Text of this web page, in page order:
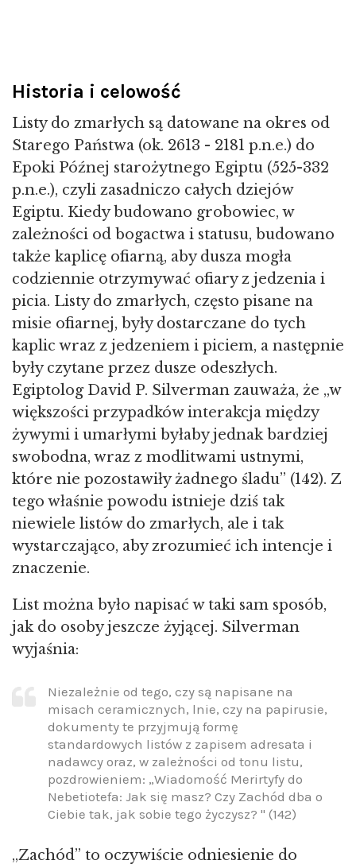
Historia i celowość
Listy do zmarłych są datowane na okres od
Starego Państwa (ok. 2613 - 2181 p.n.e.) do
Epoki Późnej starożytnego Egiptu (525-332
p.n.e.), czyli zasadniczo całych dziejów
Egiptu. Kiedy budowano grobowiec, w
zależności od bogactwa i statusu, budowano
także kaplicę ofiarną, aby dusza mogła
codziennie otrzymywać ofiary z jedzenia i
picia. Listy do zmarłych, często pisane na
misie ofiarnej, były dostarczane do tych
kaplic wraz z jedzeniem i piciem, a następnie
były czytane przez dusze odeszłych.
Egiptolog David P. Silverman zauważa, że „w
większości przypadków interakcja między
żywymi i umarłymi byłaby jednak bardziej
swobodna, wraz z modlitwami ustnymi,
które nie pozostawiły żadnego śladu” (142). Z
tego właśnie powodu istnieje dziś tak
niewiele listów do zmarłych, ale i tak
wystarczająco, aby zrozumieć ich intencje i
znaczenie.
List można było napisać w taki sam sposób,
jak do osoby jeszcze żyjącej. Silverman
wyjaśnia:
Niezależnie od tego, czy są napisane na
misach ceramicznych, lnie, czy na papirusie,
dokumenty te przyjmują formę
standardowych listów z zapisem adresata i
nadawcy oraz, w zależności od tonu listu,
pozdrowieniem: „Wiadomość Merirtyfy do
Nebetiotefa: Jak się masz? Czy Zachód dba o
Ciebie tak, jak sobie tego życzysz? " (142)
„Zachód” to oczywiście odniesienie do